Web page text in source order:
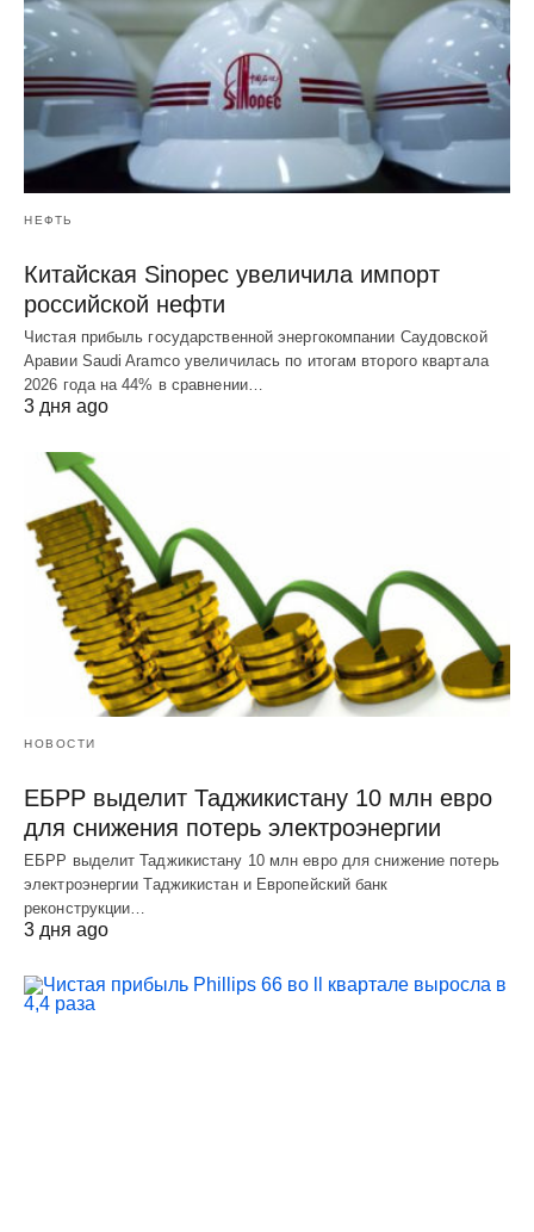
НЕФТЬ
Китайская Sinopec увеличила импорт
российской нефти
Чистая прибыль государственной энергокомпании Саудовской
Аравии Saudi Aramco увеличилась по итогам второго квартала
2026 года на 44% в сравнении…
3 дня ago
НОВОСТИ
ЕБРР выделит Таджикистану 10 млн евро
для снижения потерь электроэнергии
ЕБРР выделит Таджикистану 10 млн евро для снижение потерь
электроэнергии Таджикистан и Европейский банк
реконструкции…
3 дня ago